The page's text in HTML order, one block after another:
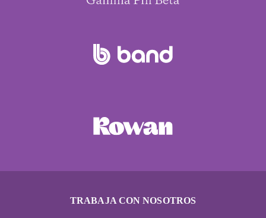
TRABAJA CON NOSOTROS